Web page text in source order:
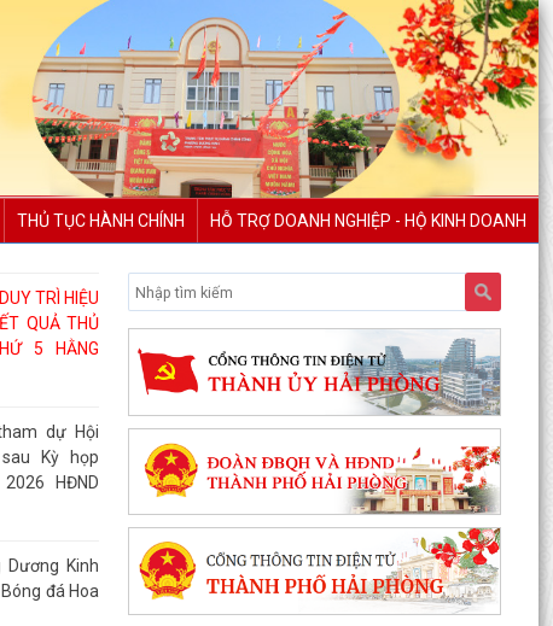
THỦ TỤC HÀNH CHÍNH HỖ TRỢ DOANH NGHIỆP - HỘ KINH DOANH
TRÌ HIỆU
QUẢ THỦ
5 HẰNG
dự Hội
Kỳ họp
HĐND
Kinh
đá Hoa